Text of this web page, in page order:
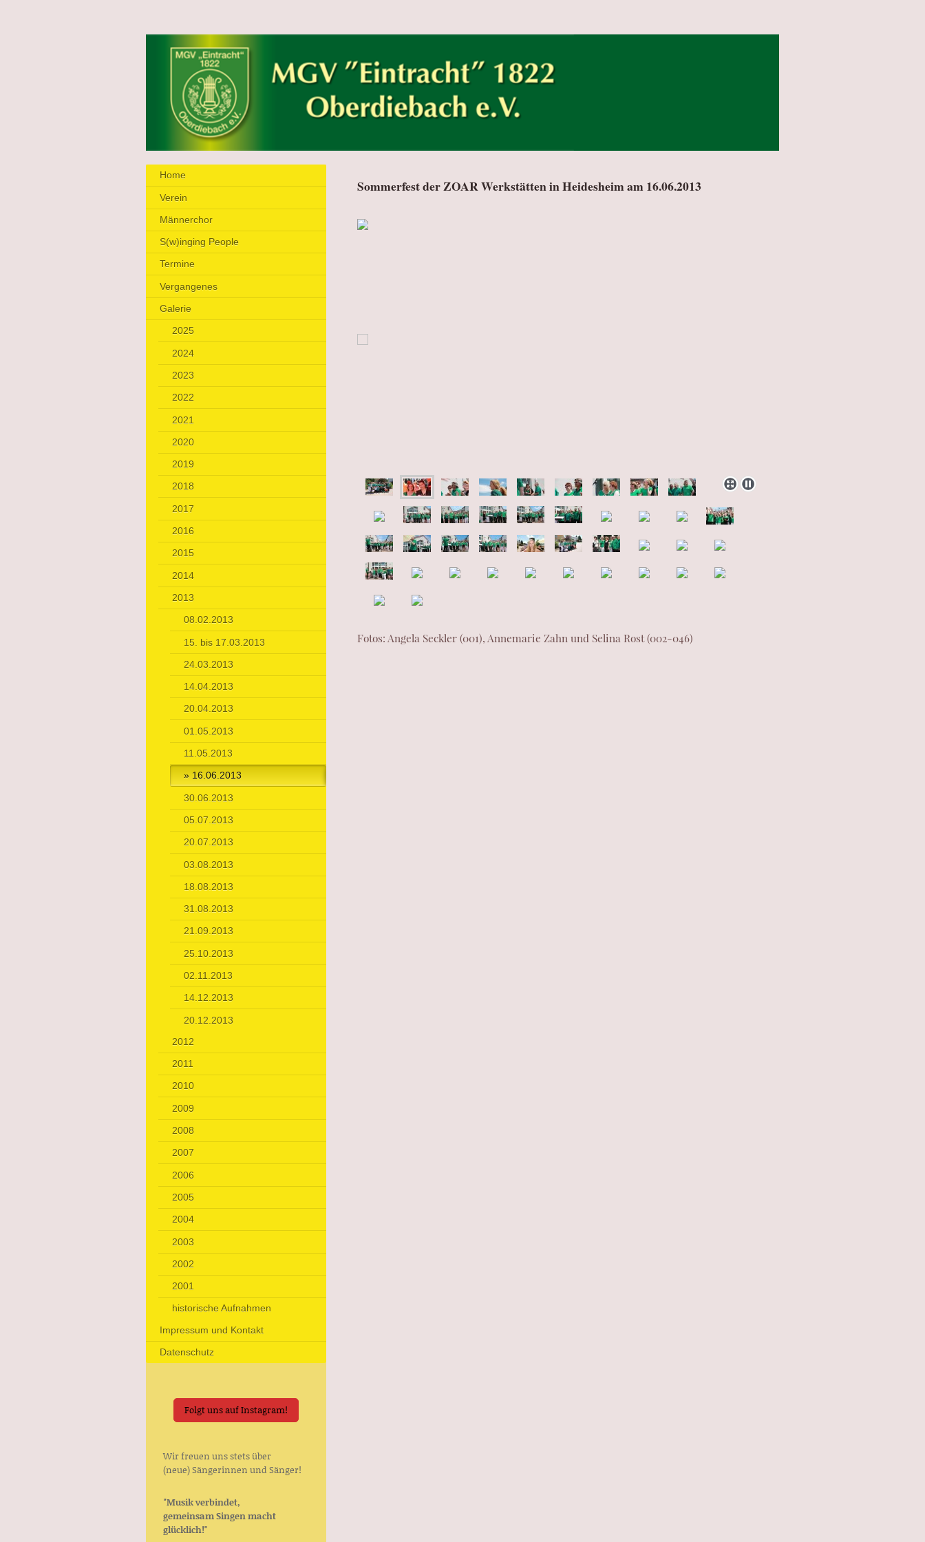
Sommerfest der ZOAR Werkstätten in Heidesheim am 16.06.2013
Fotos: Angela Seckler (001), Annemarie Zahn und Selina Rost (002-046)
Home
Verein
Männerchor
S(w)inging People
Termine
Vergangenes
Galerie
2025
2024
2023
2022
2021
2020
2019
2018
2017
2016
2015
2014
2013
08.02.2013
15. bis 17.03.2013
24.03.2013
14.04.2013
20.04.2013
01.05.2013
11.05.2013
16.06.2013
30.06.2013
05.07.2013
20.07.2013
03.08.2013
18.08.2013
31.08.2013
21.09.2013
25.10.2013
02.11.2013
14.12.2013
20.12.2013
2012
2011
2010
2009
2008
2007
2006
2005
2004
2003
2002
2001
historische Aufnahmen
Impressum und Kontakt
Datenschutz
Folgt uns auf Instagram!
Wir freuen uns stets über
(neue) Sängerinnen und Sänger!
"Musik verbindet,
gemeinsam Singen macht
glücklich!"